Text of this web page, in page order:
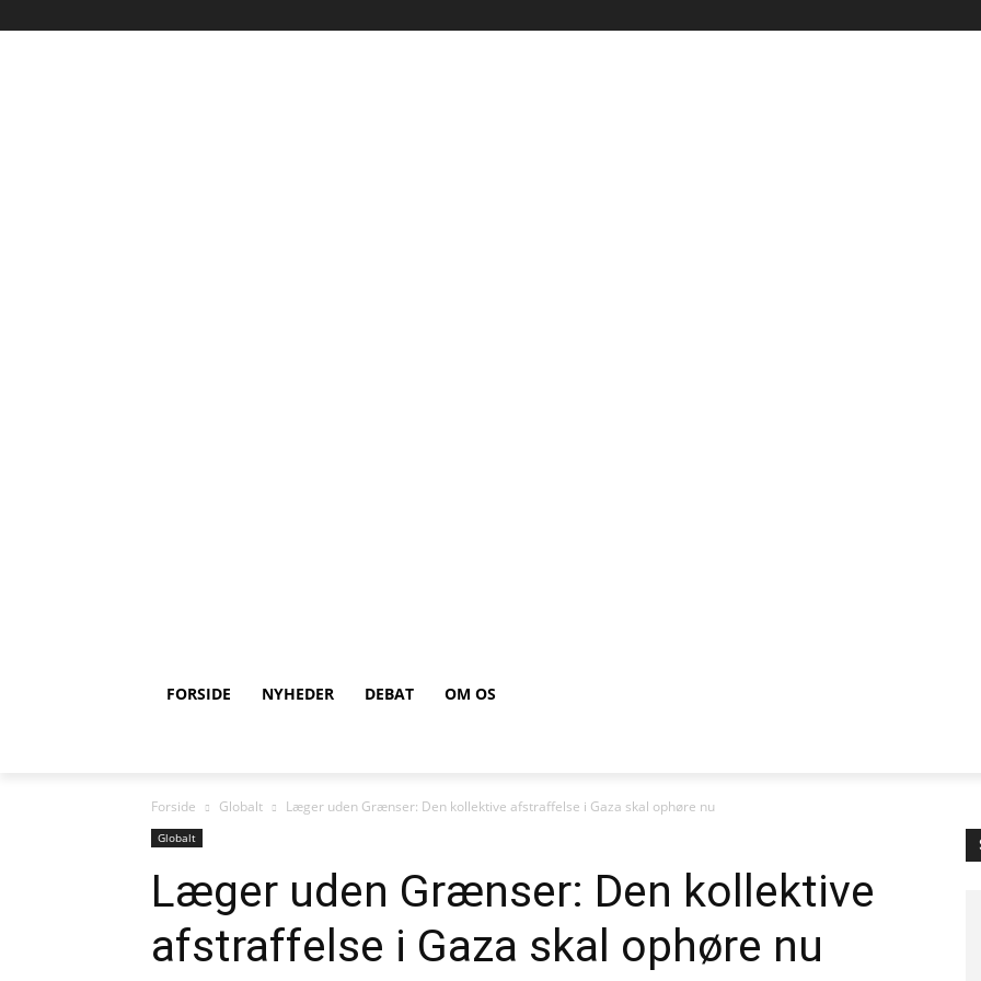
FORSIDE NYHEDER DEBAT OM OS
Forside Globalt Læger uden Grænser: Den kollektive afstraffelse i Gaza skal ophøre nu
Globalt
Læger uden Grænser: Den kollektive
afstraffelse i Gaza skal ophøre nu